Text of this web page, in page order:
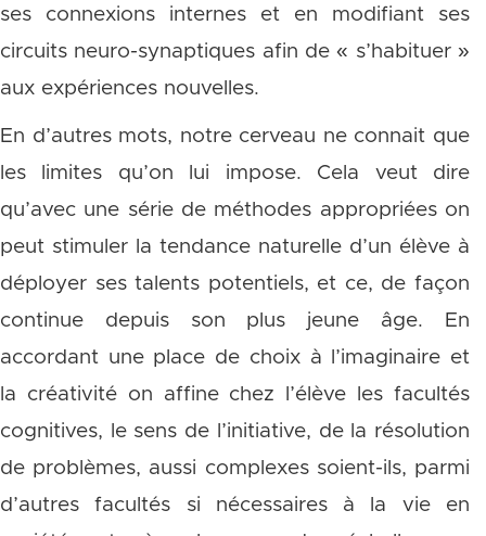
ses connexions internes et en modifiant ses
circuits neuro-synaptiques afin de « s’habituer »
aux expériences nouvelles.
En d’autres mots, notre cerveau ne connait que
les limites qu’on lui impose. Cela veut dire
qu’avec une série de méthodes appropriées on
peut stimuler la tendance naturelle d’un élève à
déployer ses talents potentiels, et ce, de façon
continue depuis son plus jeune âge. En
accordant une place de choix à l’imaginaire et
la créativité on affine chez l’élève les facultés
cognitives, le sens de l’initiative, de la résolution
de problèmes, aussi complexes soient-ils, parmi
d’autres facultés si nécessaires à la vie en